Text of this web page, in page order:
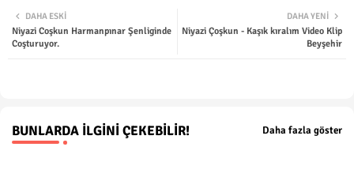
ter tsap
DAHA YENI
Niyazi Çoşkun - Kaşık kıralım Video Klip
Beyşehir
DAHA ESKI
Niyazi Coşkun Harmanpınar Şenliginde
Coşturuyor.
BUNLARDA İLGINI ÇEKEBILIR! Daha fazla göster